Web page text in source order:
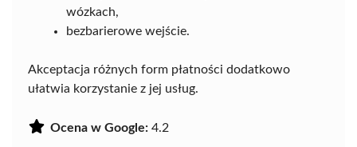
wózkach,
bezbarierowe wejście.
Akceptacja różnych form płatności dodatkowo
ułatwia korzystanie z jej usług.
Ocena w Google: 4.2